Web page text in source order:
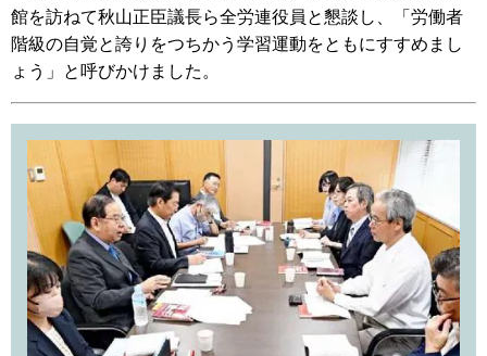
館を訪ねて秋山正臣議長ら全労連役員と懇談し、「労働者
階級の自覚と誇りをつちかう学習運動をともにすすめまし
ょう」と呼びかけました。